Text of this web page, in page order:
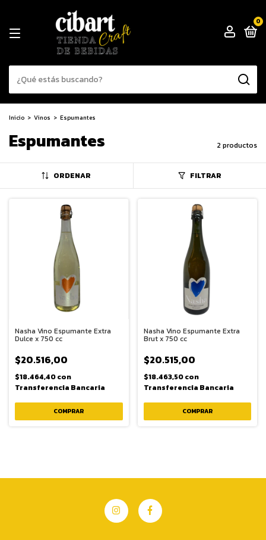
0
Inicio > Vinos > Espumantes
Espumantes 2 productos
ORDENAR FILTRAR
Nasha Vino Espumante Extra
Dulce x 750 cc
$20.516,00
$18.464,40con
Transferencia Bancaria
Nasha Vino Espumante Extra
Brut x 750 cc
$20.515,00
$18.463,50con
Transferencia Bancaria